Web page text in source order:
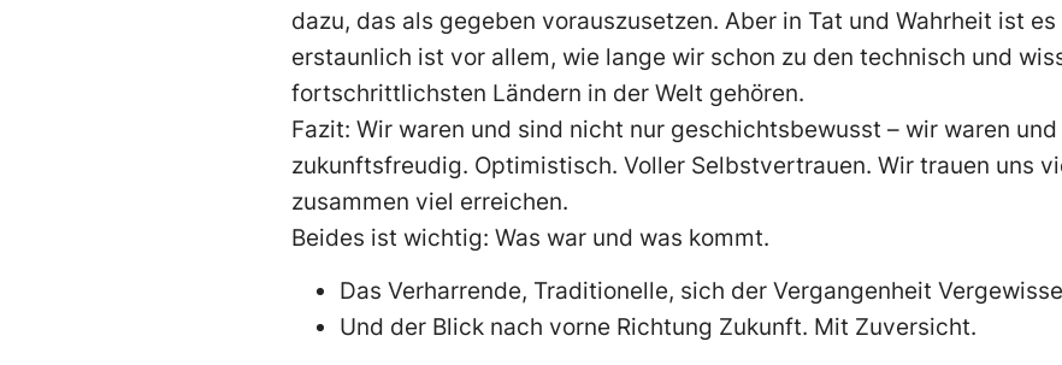
dazu, das als gegeben vorauszusetzen. Aber in Tat und Wahrheit ist
erstaunlich ist vor allem, wie lange wir schon zu den technisch und
fortschrittlichsten Ländern in der Welt gehören.
Fazit: Wir waren und sind nicht nur geschichtsbewusst – wir waren
zukunftsfreudig. Optimistisch. Voller Selbstvertrauen. Wir trauen uns
zusammen viel erreichen.
Beides ist wichtig: Was war und was kommt.
Das Verharrende, Traditionelle, sich der Vergangenheit
Und der Blick nach vorne Richtung Zukunft. Mit Zuversicht.